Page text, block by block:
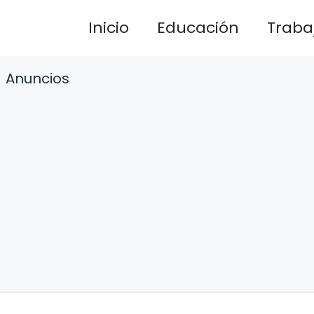
Inicio Educación
Anuncios